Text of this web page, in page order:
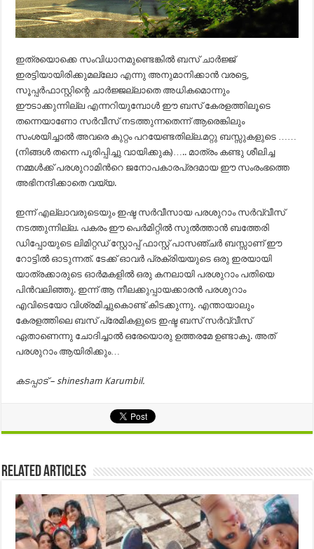
ഇത്രയൊക്കെ സംവിധാനമുണ്ടെങ്കില്‍ ബസ് ചാര്‍ജ്ജ്
ഇരട്ടിയായിരിക്കുമല്ലോ എന്നു അനുമാനിക്കാന്‍ വരട്ടെ,
സൂപ്പര്‍ഫാസ്റ്റിന്റെ ചാര്‍ജ്ജല്ലാതെ അധികമൊന്നും
ഈടാക്കുന്നില്ല എന്നറിയുമ്പോള്‍ ഈ ബസ് കേരളത്തിലൂടെ
തന്നെയാണോ സര്‍വീസ് നടത്തുന്നതെന്ന് ആരെങ്കിലും
സംശയിച്ചാല്‍ അവരെ കുറ്റം പറയേണ്ടതില്ല.മറ്റു ബസ്സുകളുടെ ……
(നിങ്ങൾ തന്നെ പൂരിപ്പിച്ചു വായിക്കുക)….. മാത്രം കണ്ടു ശീലിച്ച
നമ്മള്‍ക്ക് പരശുറാമിന്‍റെ ജനോപകാരപ്രദമായ ഈ സംരംഭത്തെ
അഭിനന്ദിക്കാതെ വയ്യ.
ഇന്ന് എല്ലാവരുടെയും ഇഷ്ട സർവീസായ പരശുറാം സര്‍വ്വീസ്
നടത്തുന്നില്ല. പകരം ഈ പെർമിറ്റിൽ സുൽത്താൻ ബത്തേരി
ഡിപ്പോയുടെ ലിമിറ്റഡ് സ്റ്റോപ്പ് ഫാസ്റ്റ് പാസഞ്ചർ ബസ്സാണ് ഈ
റോട്ടിൽ ഓടുന്നത്. ടേക്ക് ഓവർ പ്രക്രിയയുടെ ഒരു ഇരയായി
യാത്രക്കാരുടെ ഓർമകളിൽ ഒരു കനലായി പരശുറാം പതിയെ
പിൻവലിഞ്ഞു. ഇന്ന് ആ നീലക്കുപ്പായക്കാരൻ പരശുറാം
എവിടെയോ വിശ്രമിച്ചുകൊണ്ട് കിടക്കുന്നു. എന്തായാലും
കേരളത്തിലെ ബസ് പ്രേമികളുടെ ഇഷ്ട ബസ് സര്‍വ്വീസ്
ഏതാണെന്നു ചോദിച്ചാല്‍ ഒരേയൊരു ഉത്തരമേ ഉണ്ടാകൂ. അത്
പരശുറാം ആയിരിക്കും…
കടപ്പാട് – shinesham Karumbil.
Related Articles